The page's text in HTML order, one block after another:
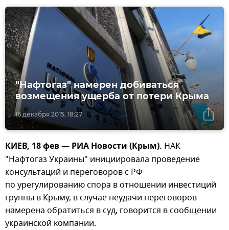
16 декабря 2015, 18:27
"Нафтогаз" намерен добиваться
возмещения ущерба от потери Крыма
КИЕВ, 18 фев — РИА Новости (Крым). НАК
"Нафтогаз Украины" инициировала проведение
консультаций и переговоров с РФ
по урегулированию спора в отношении инвестиций
группы в Крыму, в случае неудачи переговоров
намерена обратиться в суд, говорится в сообщении
украинской компании.